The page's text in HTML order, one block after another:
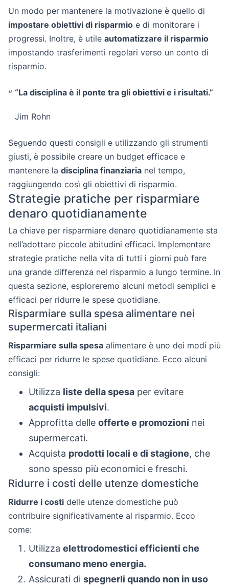
Un modo per mantenere la motivazione è quello di
impostare obiettivi di risparmio e di monitorare i
progressi. Inoltre, è utile automatizzare il risparmio
impostando trasferimenti regolari verso un conto di
risparmio.
“La disciplina è il ponte tra gli obiettivi e i risultati.”
Jim Rohn
Seguendo questi consigli e utilizzando gli strumenti
giusti, è possibile creare un budget efficace e
mantenere la disciplina finanziaria nel tempo,
raggiungendo così gli obiettivi di risparmio.
Strategie pratiche per risparmiare
denaro quotidianamente
La chiave per risparmiare denaro quotidianamente sta
nell’adottare piccole abitudini efficaci. Implementare
strategie pratiche nella vita di tutti i giorni può fare
una grande differenza nel risparmio a lungo termine. In
questa sezione, esploreremo alcuni metodi semplici e
efficaci per ridurre le spese quotidiane.
Risparmiare sulla spesa alimentare nei
supermercati italiani
Risparmiare sulla spesa alimentare è uno dei modi più
efficaci per ridurre le spese quotidiane. Ecco alcuni
consigli:
Utilizza liste della spesa per evitare
acquisti impulsivi.
Approfitta delle offerte e promozioni nei
supermercati.
Acquista prodotti locali e di stagione, che
sono spesso più economici e freschi.
Ridurre i costi delle utenze domestiche
Ridurre i costi delle utenze domestiche può
contribuire significativamente al risparmio. Ecco
come:
Utilizza elettrodomestici efficienti che
consumano meno energia.
Assicurati di spegnerli quando non in uso